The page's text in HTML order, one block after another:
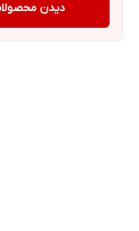
دیدن